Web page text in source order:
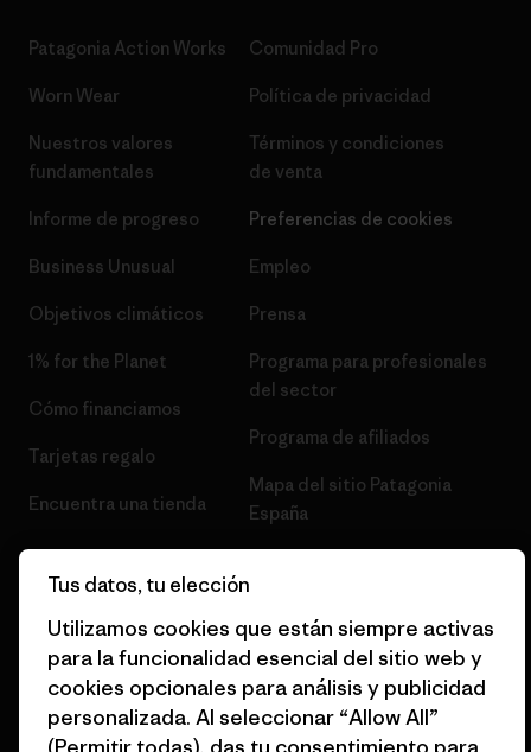
Patagonia Action Works
Worn Wear
Nuestros valores
fundamentales
Informe de progreso
Business Unusual
Objetivos climáticos
1% for the Planet
Cómo financiamos
Tarjetas regalo
Encuentra una tienda
Comunidad Pro
Política de privacidad
Términos y condiciones
de venta
Preferencias de cookies
Empleo
Prensa
Programa para profesionales
del sector
Programa de afiliados
Mapa del sitio Patagonia
España
© 2026 Patagonia, Inc. Todos los derechos reservados.
Tus datos, tu elección
Utilizamos cookies que están siempre activas
para la funcionalidad esencial del sitio web y
cookies opcionales para análisis y publicidad
personalizada. Al seleccionar “Allow All”